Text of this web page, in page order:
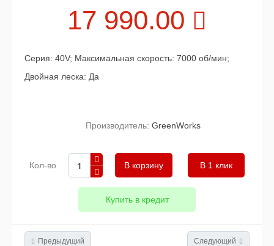
17 990.00
Серия: 40V; Максимальная скорость: 7000 об/мин;
Двойная леска: Да
Производитель: GreenWorks
Кол-во В 1 клик
Купить в кредит
Предыдущий Следующий